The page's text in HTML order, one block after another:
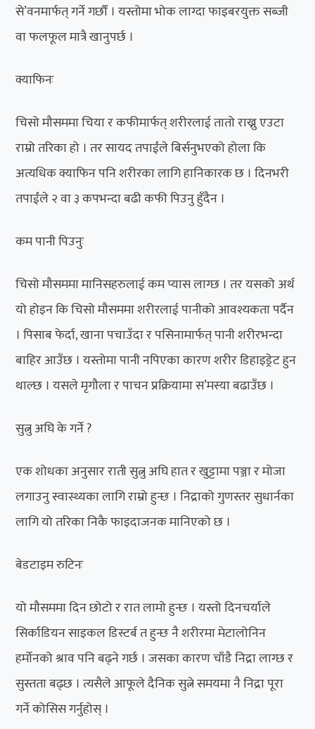
से’वनमार्फत् गर्ने गर्छौं । यस्तोमा भोक लाग्दा फाइबरयुक्त सब्जी
वा फलफूल मात्रै खानुपर्छ ।
क्याफिनः
चिसो मौसममा चिया र कफीमार्फत् शरीरलाई तातो राख्नु एउटा
राम्रो तरिका हो । तर सायद तपाईंले बिर्सनुभएको होला कि
अत्यधिक क्याफिन पनि शरीरका लागि हानिकारक छ । दिनभरी
तपाईंले २ वा ३ कपभन्दा बढी कफी पिउनु हुँदैन ।
कम पानी पिउनुः
चिसो मौसममा मानिसहरुलाई कम प्यास लाग्छ । तर यसको अर्थ
यो होइन कि चिसो मौसममा शरीरलाई पानीको आवश्यकता पर्दैन
। पिसाब फेर्दा, खाना पचाउँदा र पसिनामार्फत् पानी शरीरभन्दा
बाहिर आउँछ । यस्तोमा पानी नपिएका कारण शरीर डिहाइड्रेट हुन
थाल्छ । यसले मृगौला र पाचन प्रक्रियामा स’मस्या बढाउँछ ।
सुत्नु अघि के गर्ने ?
एक शोधका अनुसार राती सुत्नु अघि हात र खुट्टामा पञ्जा र मोजा
लगाउनु स्वास्थ्यका लागि राम्रो हुन्छ । निद्राको गुणस्तर सुधार्नका
लागि यो तरिका निकै फाइदाजनक मानिएको छ ।
बेडटाइम रुटिनः
यो मौसममा दिन छोटो र रात लामो हुन्छ । यस्तो दिनचर्याले
सिर्काडियन साइकल डिस्टर्ब त हुन्छ नै शरीरमा मेटालोनिन
हर्मोनको श्राव पनि बढ्ने गर्छ । जसका कारण चाँडै निद्रा लाग्छ र
सुस्तता बढ्छ । त्यसैले आफूले दैनिक सुत्ने समयमा नै निद्रा पूरा
गर्ने कोसिस गर्नुहोस् ।